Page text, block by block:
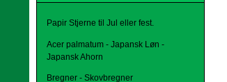
Papir Stjerne til Jul eller fest.
Acer palmatum - Japansk Løn -
Japansk Ahorn
Bregner - Skovbregner